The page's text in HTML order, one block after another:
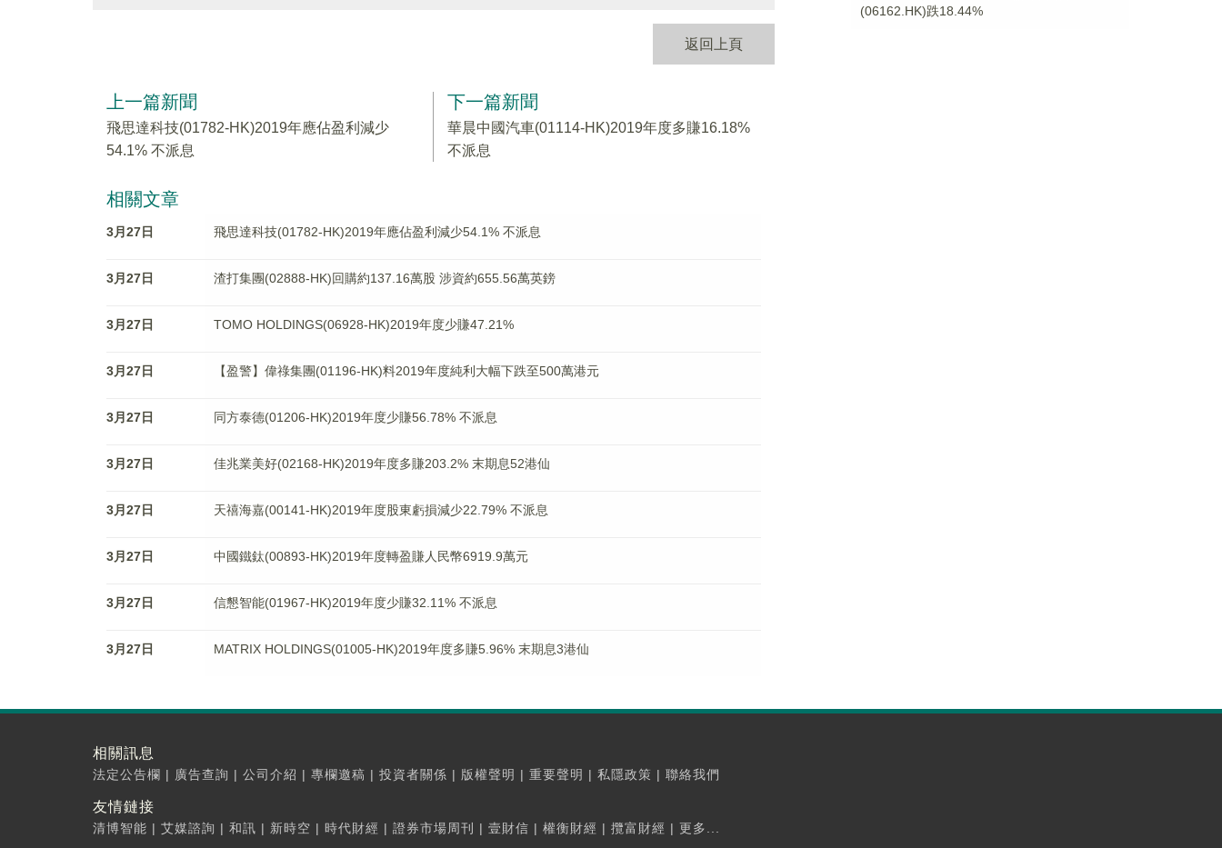
返回上頁
上一篇新聞
飛思達科技(01782-HK)2019年應佔盈利減少
54.1% 不派息
下一篇新聞
華晨中國汽車(01114-HK)2019年度多賺16.18%
不派息
相關文章
3月27日 飛思達科技(01782-HK)2019年應佔盈利減少54.1% 不派息
3月27日 渣打集團(02888-HK)回購約137.16萬股 涉資約655.56萬英鎊
3月27日 TOMO HOLDINGS(06928-HK)2019年度少賺47.21%
3月27日 【盈警】偉祿集團(01196-HK)料2019年度純利大幅下跌至500萬港元
3月27日 同方泰德(01206-HK)2019年度少賺56.78% 不派息
3月27日 佳兆業美好(02168-HK)2019年度多賺203.2% 末期息52港仙
3月27日 天禧海嘉(00141-HK)2019年度股東虧損減少22.79% 不派息
3月27日 中國鐵鈦(00893-HK)2019年度轉盈賺人民幣6919.9萬元
3月27日 信懇智能(01967-HK)2019年度少賺32.11% 不派息
3月27日 MATRIX HOLDINGS(01005-HK)2019年度多賺5.96% 末期息3港仙
(06162.HK)跌18.44%
相關訊息
法定公告欄 | 廣告查詢 | 公司介紹 | 專欄邀稿 | 投資者關係 | 版權聲明 | 重要聲明 | 私隱政策 | 聯絡我們
友情鏈接
清博智能 | 艾媒諮詢 | 和訊 | 新時空 | 時代財經 | 證券市場周刊 | 壹財信 | 權衡財經 | 攬富財經 | 更多...